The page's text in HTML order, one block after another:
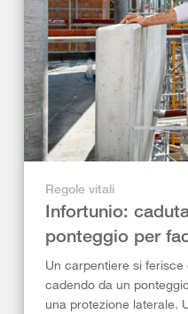
Regole vitali
Infortunio:
ponteggio per
Un carpentiere si ferisce
cadendo da un
una protezione laterale.